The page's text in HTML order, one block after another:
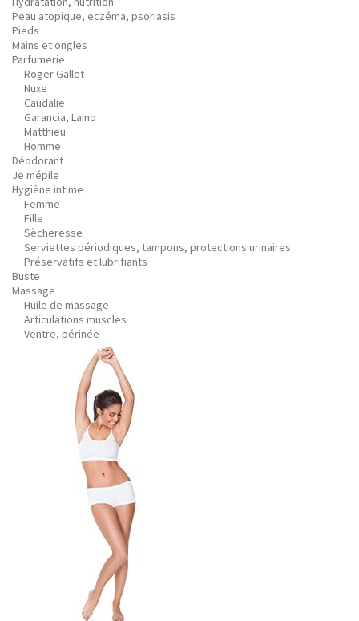
Peau atopique, eczéma, psoriasis
Pieds
Mains et ongles
Parfumerie
Roger Gallet
Nuxe
Caudalie
Garancia, Laino
Matthieu
Homme
Déodorant
Je mépile
Hygiène intime
Femme
Fille
Sècheresse
Serviettes périodiques, tampons, protections urinaires
Préservatifs et lubrifiants
Buste
Massage
Huile de massage
Articulations muscles
Ventre, périnée